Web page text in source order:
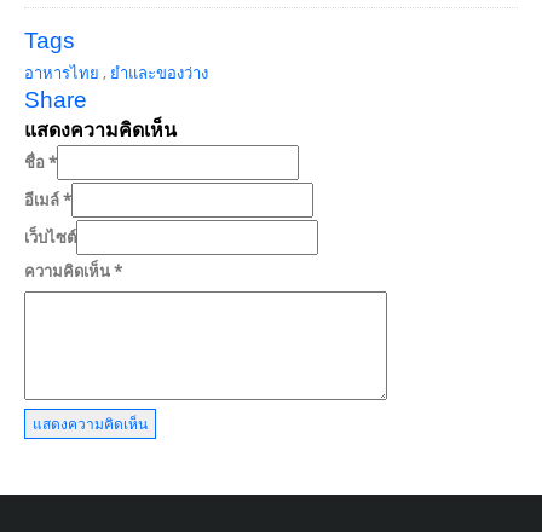
Tags
อาหารไทย , ยำและของว่าง
Share
แสดงความคิดเห็น
ชื่อ*
อีเมล์*
เว็บไซต์
ความคิดเห็น*